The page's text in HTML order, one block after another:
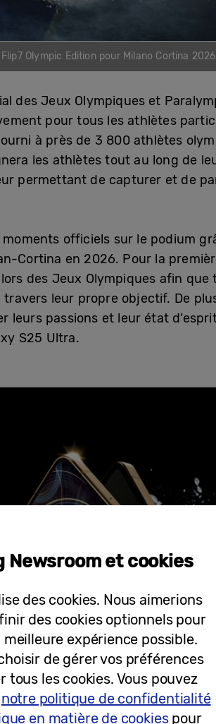
Olympic Edition pour Milano Cortina
des Jeux Olympiques et
pour tous les athlètes
à près de 3 800 athlètes
les athlètes tout au long de
permettant de capturer et de
officiels sur le podium
Cortina en 2026. Pour la
des Jeux Olympiques afin
leur propre objectif. De
passions et leur état
S25 Ultra.
Newsroom et cookies
des cookies. Nous aimerions
des cookies optionnels pour
expérience possible.
de gérer vos préférences
tous les cookies. Vous pouvez
notre politique de confidentialité
en matière de cookiespour